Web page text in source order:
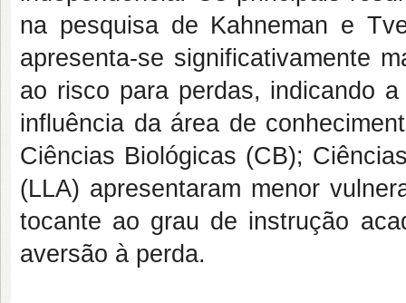
na pesquisa de Kahneman e
apresenta-se significativamente
ao risco para perdas, indicando
influência da área de
Ciências Biológicas (CB);
(LLA) apresentaram menor
tocante ao grau de instrução
aversão à perda.